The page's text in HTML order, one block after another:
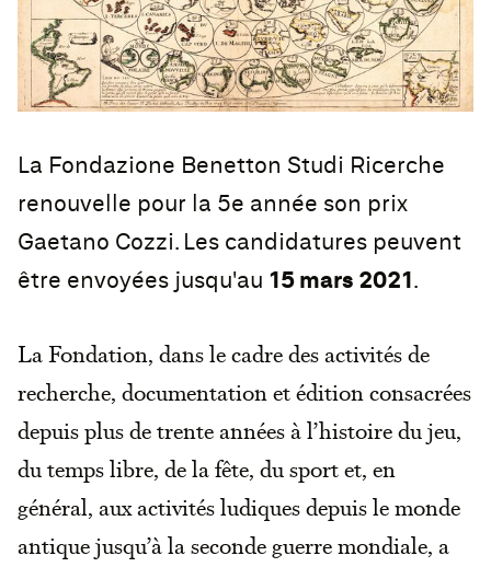
La Fondazione Benetton Studi Ricerche
renouvelle pour la 5e année son prix
Gaetano Cozzi. Les candidatures peuvent
être envoyées jusqu'au 15 mars 2021 .
La Fondation, dans le cadre des activités de
recherche, documentation et édition consacrées
depuis plus de trente années à l’histoire du jeu,
du temps libre, de la fête, du sport et, en
général, aux activités ludiques depuis le monde
antique jusqu’à la seconde guerre mondiale, a